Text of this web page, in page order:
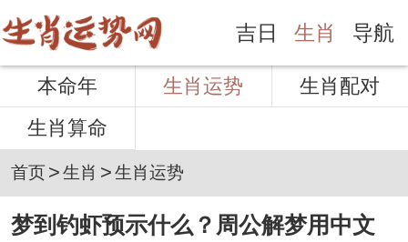
吉日 生肖 导航
本命年 生肖运势
生肖配对
生肖算命
首页>生肖 >生肖运势
梦到钓虾预示什么？周公解梦用中文